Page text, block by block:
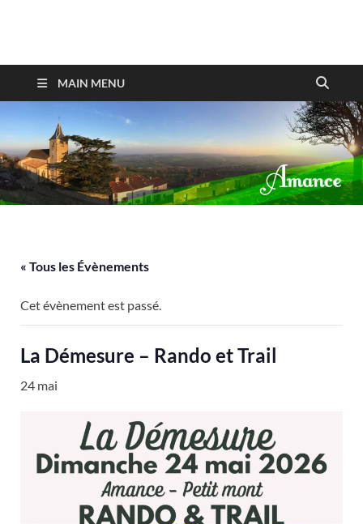
Amance
MAIN MENU
« Tous les Évènements
Cet évènement est passé.
La Démesure – Rando et Trail
24 mai